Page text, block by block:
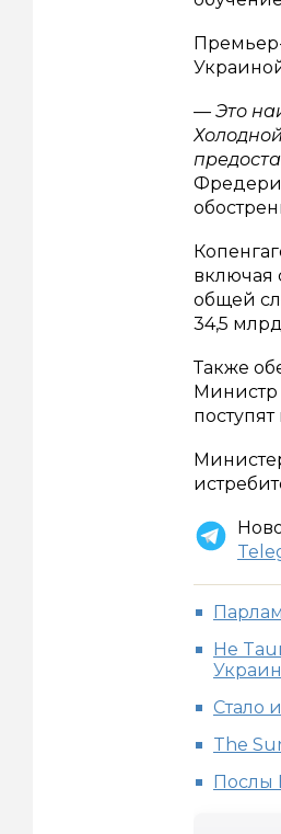
— Это
включая
общей
34,5
Также
Министр
Не
Стало
The
Послы